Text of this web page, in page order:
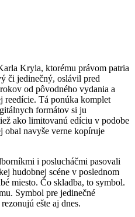
Kryla, ktorému právom patria
či jedinečný, oslávil pred
od pôvodného vydania a
reedície. Tá ponúka komplet
formátov si ju
ako limitovanú edíciu v podobe
obal navyše verne kopíruje
i poslucháčmi pasovali
hudobnej scéne v poslednom
miesto. Čo skladba, to symbol.
Symbol pre jedinečné
ešte aj dnes.